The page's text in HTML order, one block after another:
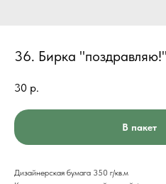
36. Бирка "поздравляю!"
30 р.
В пакет
Дизайнерская бумага 350 г/кв.м